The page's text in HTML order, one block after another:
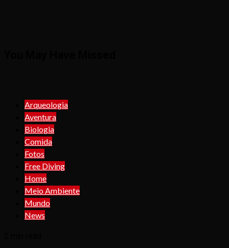
Arqueologia
Aventura
Biologia
Comida
Fotos
Free Diving
Home
Meio Ambiente
Mundo
News